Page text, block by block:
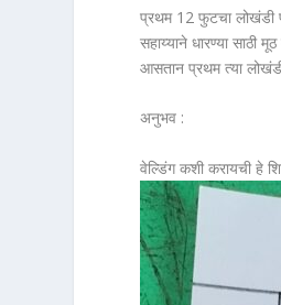
प्रथम 12 फुटचा लोखंडी
सहाय्याने धारण्या साठी
आसतान प्रथम त्या
अनुभव :
वेल्डिंग कशी करायची हे